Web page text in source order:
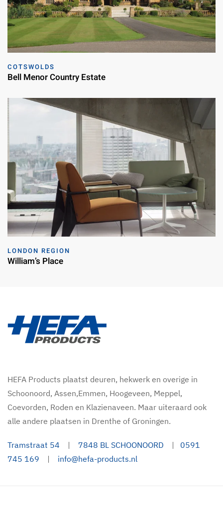
COTSWOLDS
Bell Menor Country Estate
LONDON REGION
William’s Place
HEFA Products plaatst deuren, hekwerk en overige in
Schoonoord, Assen,Emmen, Hoogeveen, Meppel,
Coevorden, Roden en Klazienaveen. Maar uiteraard ook
alle andere plaatsen in Drenthe of Groningen.
Tramstraat 54 | 7848 BL SCHOONOORD | 0591
745 169 | info@hefa-products.nl